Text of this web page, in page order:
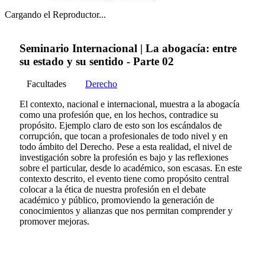
Cargando el Reproductor...
Seminario Internacional | La abogacía: entre
su estado y su sentido - Parte 02
Facultades
Derecho
El contexto, nacional e internacional, muestra a la abogacía
como una profesión que, en los hechos, contradice su
propósito. Ejemplo claro de esto son los escándalos de
corrupción, que tocan a profesionales de todo nivel y en
todo ámbito del Derecho. Pese a esta realidad, el nivel de
investigación sobre la profesión es bajo y las reflexiones
sobre el particular, desde lo académico, son escasas. En este
contexto descrito, el evento tiene como propósito central
colocar a la ética de nuestra profesión en el debate
académico y público, promoviendo la generación de
conocimientos y alianzas que nos permitan comprender y
promover mejoras.